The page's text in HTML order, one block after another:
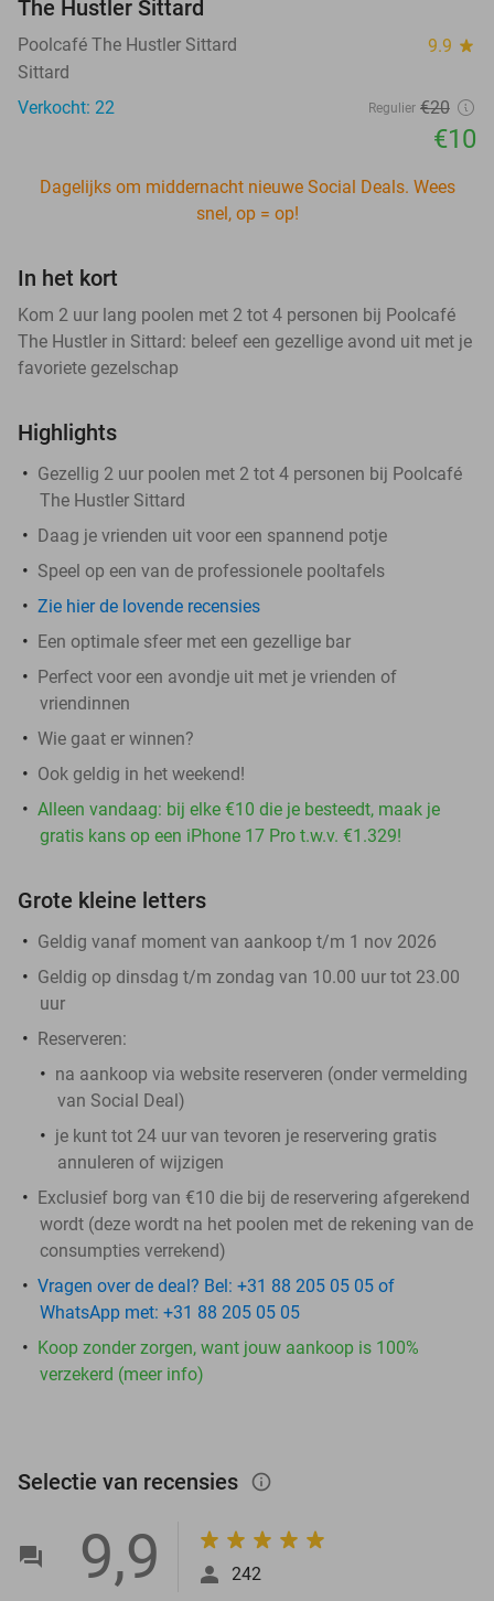
The Hustler Sittard
Poolcafé The Hustler Sittard 9.9 star
Sittard
Verkocht: 22
Regulier €20
€10
Dagelijks om middernacht nieuwe Social Deals. Wees
snel, op = op!
In het kort
Kom 2 uur lang poolen met 2 tot 4 personen bij Poolcafé
The Hustler in Sittard: beleef een gezellige avond uit met je
favoriete gezelschap
Highlights
Gezellig 2 uur poolen met 2 tot 4 personen bij Poolcafé
The Hustler Sittard
Daag je vrienden uit voor een spannend potje
Speel op een van de professionele pooltafels
Zie hier de lovende recensies
Een optimale sfeer met een gezellige bar
Perfect voor een avondje uit met je vrienden of
vriendinnen
Wie gaat er winnen?
Ook geldig in het weekend!
Alleen vandaag: bij elke €10 die je besteedt, maak je
gratis kans op een iPhone 17 Pro t.w.v. €1.329!
Grote kleine letters
Geldig vanaf moment van aankoop t/m 1 nov 2026
Geldig op dinsdag t/m zondag van 10.00 uur tot 23.00
uur
Reserveren:
na aankoop via website reserveren (onder vermelding
van Social Deal)
je kunt tot 24 uur van tevoren je reservering gratis
annuleren of wijzigen
Exclusief borg van €10 die bij de reservering afgerekend
wordt (deze wordt na het poolen met de rekening van de
consumpties verrekend)
Vragen over de deal? Bel: +31 88 205 05 05 of
WhatsApp met: +31 88 205 05 05
Koop zonder zorgen, want jouw aankoop is 100%
verzekerd (meer info)
Selectie van recensies info_outlined
9,9 242